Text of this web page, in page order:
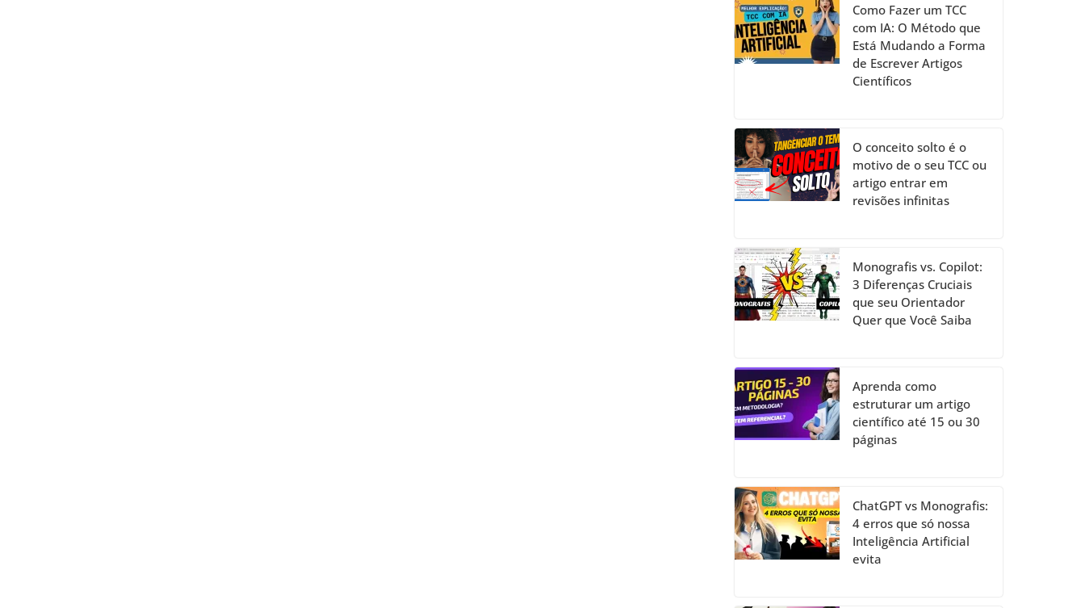
Como Fazer um TCC
com IA: O Método que
Está Mudando a Forma
de Escrever Artigos
Científicos
O conceito solto é o
motivo de o seu TCC ou
artigo entrar em
revisões infinitas
Monografis vs. Copilot:
3 Diferenças Cruciais
que seu Orientador
Quer que Você Saiba
Aprenda como
estruturar um artigo
científico até 15 ou 30
páginas
ChatGPT vs Monografis:
4 erros que só nossa
Inteligência Artificial
evita